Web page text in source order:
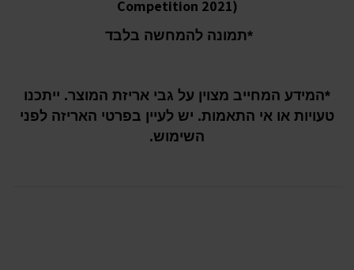
Competition 2021)
*תמונה להמחשה בלבד
*המידע המחייב מצוין על גבי אריזת המוצר. ייתכנו
טעויות או אי התאמות. יש לעיין בפרטי האריזה לפני
השימוש.